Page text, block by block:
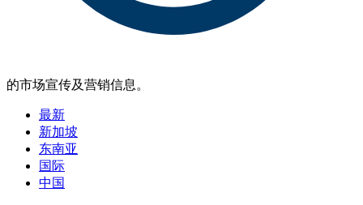
的市场宣传及营销信息。
最新
新加坡
东南亚
国际
中国